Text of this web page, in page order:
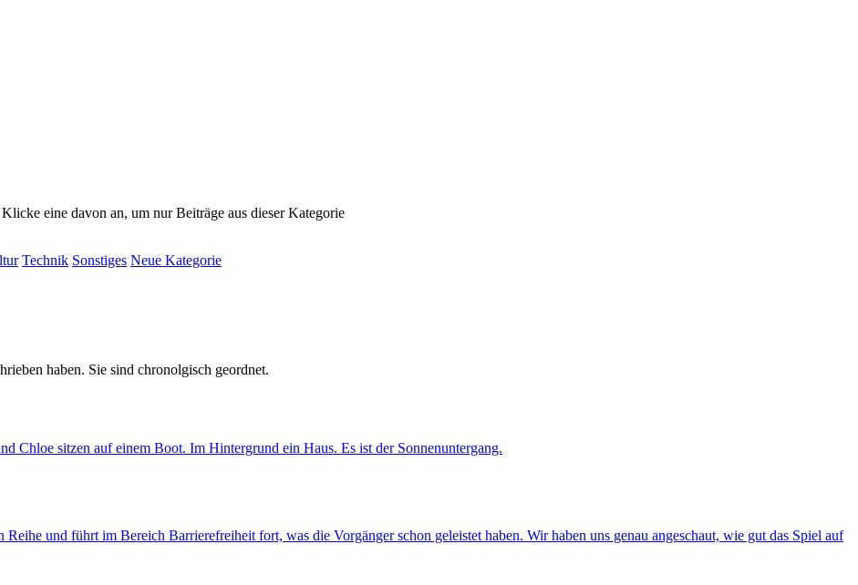
eine davon an, um nur Beiträge aus dieser Kategorie
Technik Sonstiges Neue Kategorie
haben. Sie sind chronolgisch geordnet.
und führt im Bereich Barrierefreiheit fort, was die Vorgänger schon geleistet haben. Wir haben uns genau angeschaut, wie gut das Spiel auf